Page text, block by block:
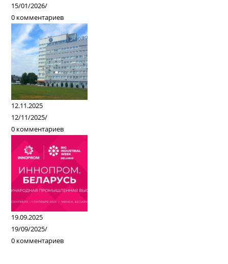
15/01/2026/
0 комментариев
12.11.2025
12/11/2025/
0 комментариев
19.09.2025
19/09/2025/
0 комментариев